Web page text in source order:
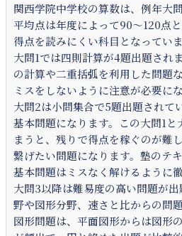
関西学院中学校の算数は、例年大
平均点は年度によって90～120点
得点を読みにくい科目となっていま
大問1では四則計算が4題出題され
の計算や二重括弧を利用した問題
ミスをしないように注意が必要にな
大問2は小問集合で5題出題されて
基本問題になります。この大問1
まうと、残りで得点を稼ぐのが難
繋げたい問題になります。塾のテ
基本問題はミスなく解けるように
大問3以降は難易度の高い問題が
野や図形分野、速さと比からの問
図形問題は、平面図形からは図形